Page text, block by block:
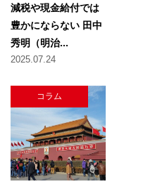
減税や現金給付では
豊かにならない 田中
秀明（明治...
2025.07.24
コラム